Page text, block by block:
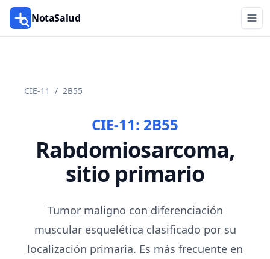
NotaSalud
CIE-11 / 2B55
CIE-11: 2B55
Rabdomiosarcoma,
sitio primario
Tumor maligno con diferenciación
muscular esquelética clasificado por su
localización primaria. Es más frecuente en